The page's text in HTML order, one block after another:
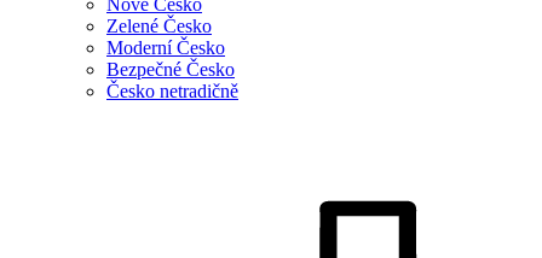
Nové Česko
Zelené Česko
Moderní Česko
Bezpečné Česko
Česko netradičně